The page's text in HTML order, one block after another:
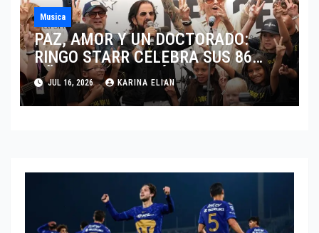
Musica
PAZ, AMOR Y UN DOCTORADO:
RINGO STARR CELEBRA SUS 86
AÑOS CON LOS MÁXIMOS
HONORES DE LIVERPOOL
JUL 16, 2026 KARINA ELIAN